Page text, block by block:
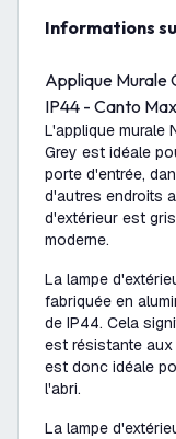
Informations
Applique Murale
IP44 - Canto
L'applique murale
Grey est idéale
porte d'entrée,
d'autres endroits
d'extérieur est
moderne.
La lampe
fabriquée en
de IP44. Cela
est résistante
est donc idéale
l'abri.
La lampe